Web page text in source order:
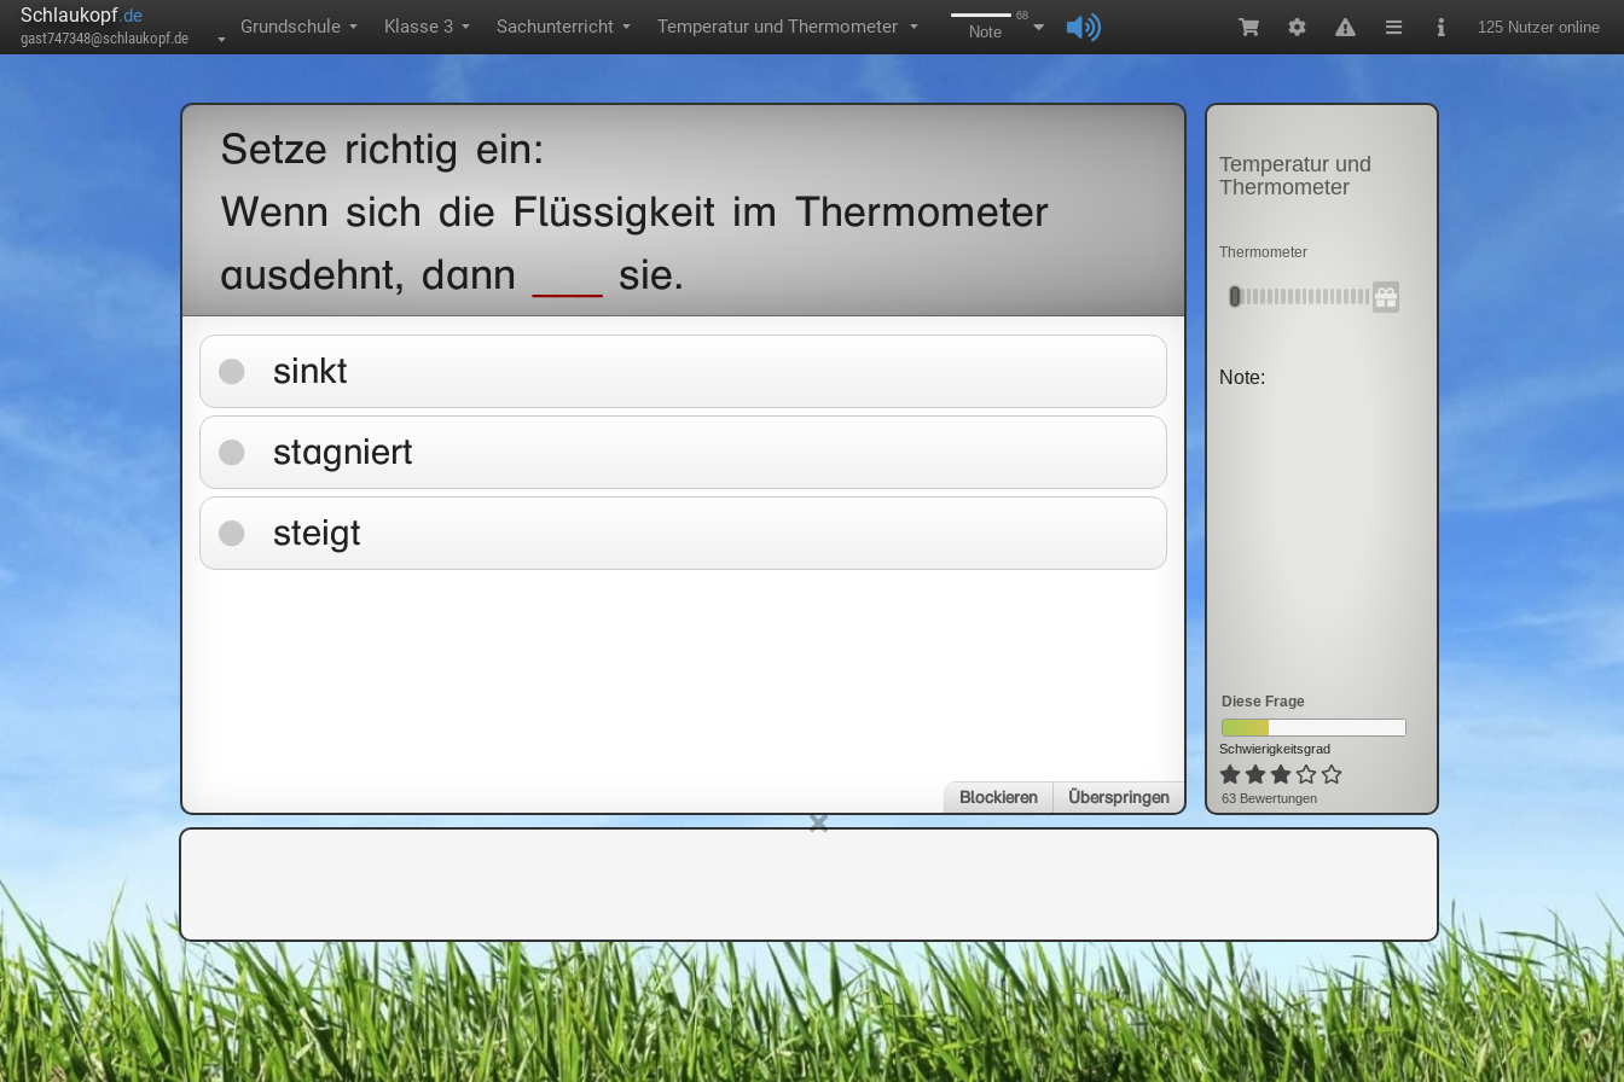
Schlaukopf.de
gast747348@schlaukopf.de ▼
Grundschule ▼ Klasse 3 ▼ Sachunterricht ▼ Temperatur und Thermometer ▼
68
Note 125 Nutzer online
Setze richtig ein:
Wenn sich die Flüssigkeit im Thermometer
ausdehnt, dann
sie.
sinkt
stagniert
steigt
Blockieren Überspringen
Temperatur und
Thermometer
Thermometer
Note:
Diese Frage
Schwierigkeitsgrad
63 Bewertungen